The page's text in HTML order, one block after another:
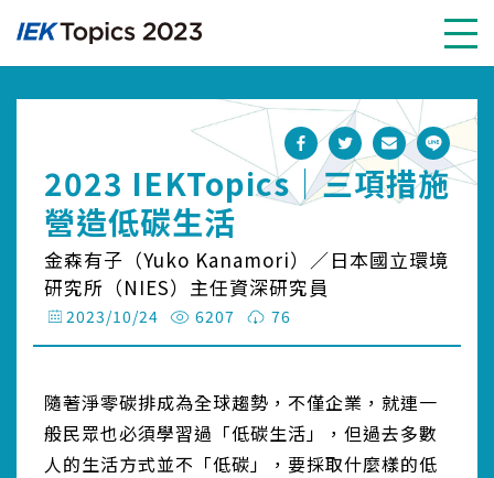
2023 IEKTopics｜三項措施
營造低碳生活
金森有子（Yuko Kanamori）／日本國立環境
研究所（NIES）主任資深研究員
2023/10/24 6207 76
隨著淨零碳排成為全球趨勢，不僅企業，就連一
般民眾也必須學習過「低碳生活」，但過去多數
人的生活方式並不「低碳」，要採取什麼樣的低